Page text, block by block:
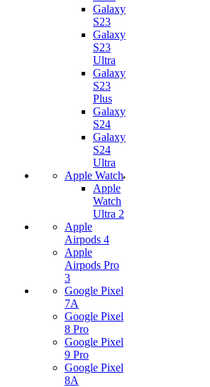
Galaxy
S23
Galaxy
S23
Ultra
Galaxy
S23
Plus
Galaxy
S24
Galaxy
S24
Ultra
Apple Watch
Apple
Watch
Ultra 2
Apple
Airpods 4
Apple
Airpods Pro
3
Google Pixel
7А
Google Pixel
8 Pro
Google Pixel
9 Pro
Google Pixel
8A